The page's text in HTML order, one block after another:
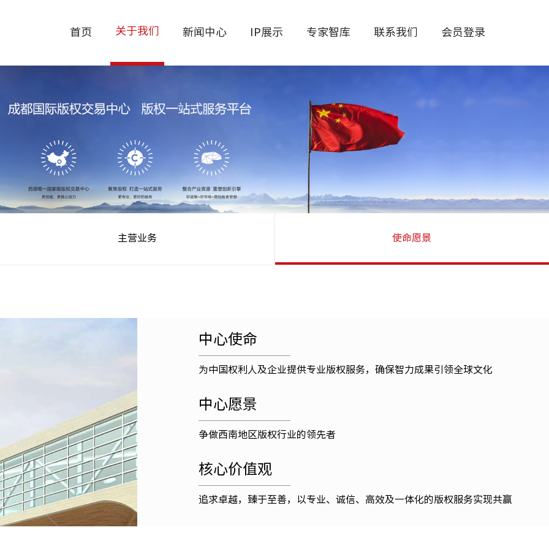
首页 关于我们 新闻中心 IP展示 专家智库 联系我们 会员登录
主营业务 使命愿景
中心使命
为中国权利人及企业提供专业版权服务，确保智力成果引领全球文化
中心愿景
争做西南地区版权行业的领先者
核心价值观
追求卓越，臻于至善，以专业、诚信、高效及一体化的版权服务实现共赢